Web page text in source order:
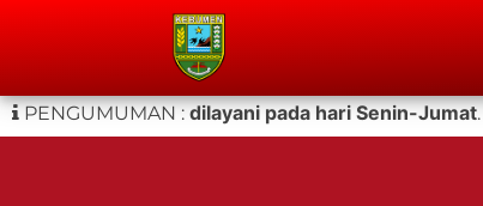
PENGUMUMAN :dilayani pada hari Senin-Jumat.